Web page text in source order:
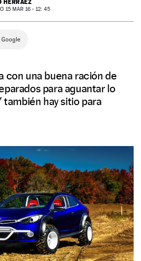
HERRÁEZ
15 MAR 16 - 12: 45
Google
con una buena ración de
para aguantar lo
también hay sitio para